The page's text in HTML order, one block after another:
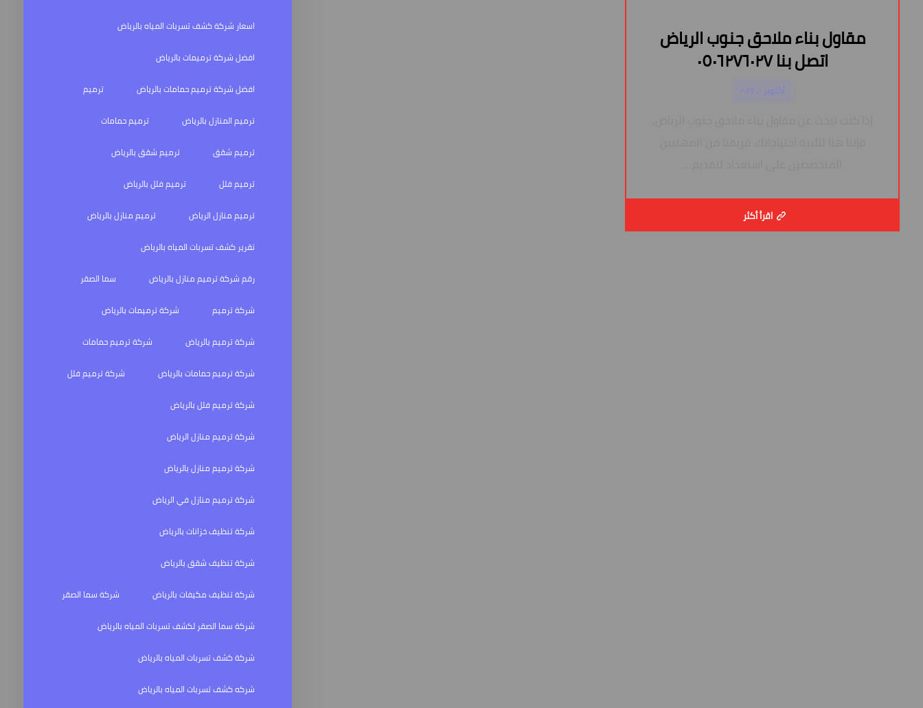
مقاول بناء ملاحق جنوب الرياض
اتصل بنا ٠٥٠٦٢٧٦٠٢٧
أكتوبر ١, ٢٠٢٤
اقرأ أكثر
اسعار شركة كشف تسربات المياه بالرياض
افضل شركة ترميمات بالرياض
افضل شركة ترميم حمامات بالرياض
ترميم
ترميم المنازل بالرياض
ترميم حمامات
ترميم شقق
ترميم شقق بالرياض
ترميم فلل
ترميم فلل بالرياض
ترميم منازل الرياض
ترميم منازل بالرياض
تقرير كشف تسربات المياه بالرياض
رقم شركة ترميم منازل بالرياض
سما الصقر
شركة ترميم
شركة ترميمات بالرياض
شركة ترميم بالرياض
شركة ترميم حمامات
شركة ترميم حمامات بالرياض
شركة ترميم فلل
شركة ترميم فلل بالرياض
شركة ترميم منازل الرياض
شركة ترميم منازل بالرياض
شركة ترميم منازل في الرياض
شركة تنظيف خزانات بالرياض
شركة تنظيف شقق بالرياض
شركة تنظيف مكيفات بالرياض
شركة سما الصقر
شركة سما الصقر لكشف تسربات المياه بالرياض
شركة كشف تسربات المياه بالرياض
شركه كشف تسربات المياه بالرياض